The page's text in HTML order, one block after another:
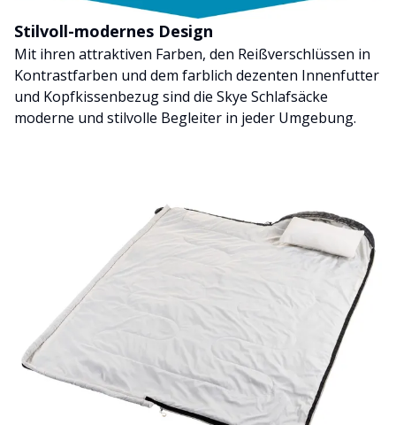
Stilvoll-modernes Design
Mit ihren attraktiven Farben, den Reißverschlüssen in
Kontrastfarben und dem farblich dezenten Innenfutter
und Kopfkissenbezug sind die Skye Schlafsäcke
moderne und stilvolle Begleiter in jeder Umgebung.